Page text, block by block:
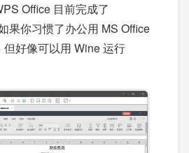
Office 目前完成了
果你习惯了办公用 MS Office
好像可以用 Wine 运行